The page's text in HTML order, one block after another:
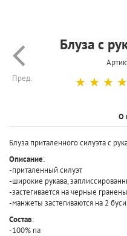
Пред.
Блуза с
☆
☆
☆
☆
О
Блуза приталенного силуэта с
Описание:
-приталенный силуэт
-широкие рукава,
-застегивается на черные
-манжеты застегиваются на 2
Состав:
-100% па